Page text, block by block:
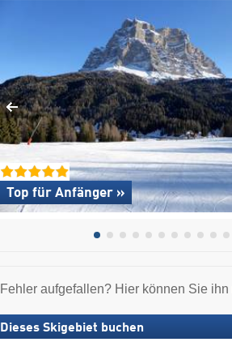
Top für Anfänger »
Fehler aufgefallen? Hier können Sie ihn
Dieses Skigebiet buchen